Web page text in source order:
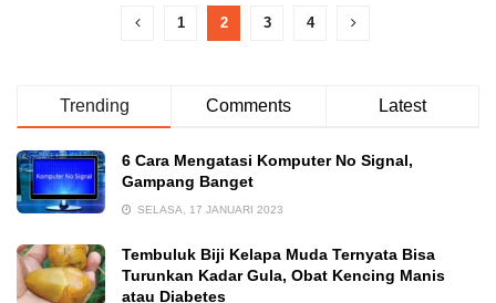
1 2 3 4
Trending Comments Latest
6 Cara Mengatasi Komputer No Signal,
Gampang Banget
SELASA, 17 JANUARI 2023
Tembuluk Biji Kelapa Muda Ternyata Bisa
Turunkan Kadar Gula, Obat Kencing Manis
atau Diabetes